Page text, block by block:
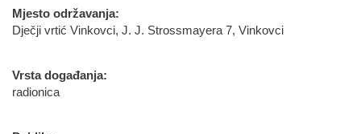
Mjesto održavanja:
Dječji vrtić Vinkovci, J. J. Strossmayera 7, Vinkovci
Vrsta događanja:
radionica